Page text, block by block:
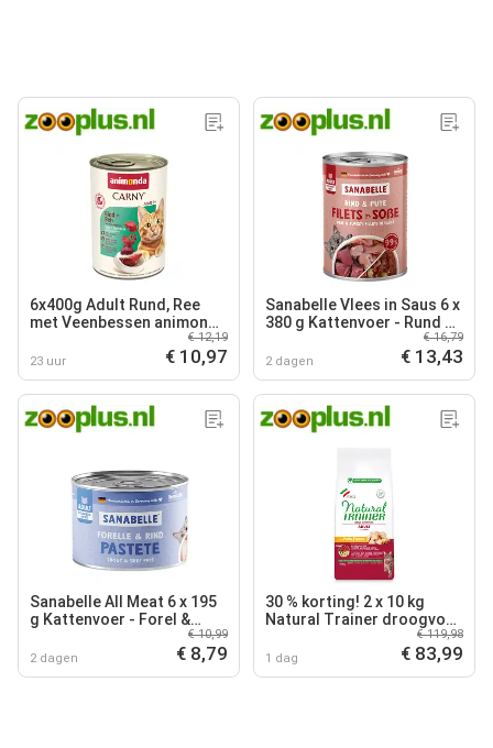
6x400g Adult Rund, Ree
met Veenbessen animonda
23 uur
€ 12,19
€ 10,97
Sanabelle Vlees in Saus 6 x
380 g Kattenvoer - Rund &
2 dagen
€ 16,79
€ 13,43
Sanabelle All Meat 6 x 195
g Kattenvoer - Forel &
2 dagen
€ 10,99
€ 8,79
30 % korting! 2 x 10 kg
Natural Trainer droogvoer
1 dag
€ 119,98
€ 83,99